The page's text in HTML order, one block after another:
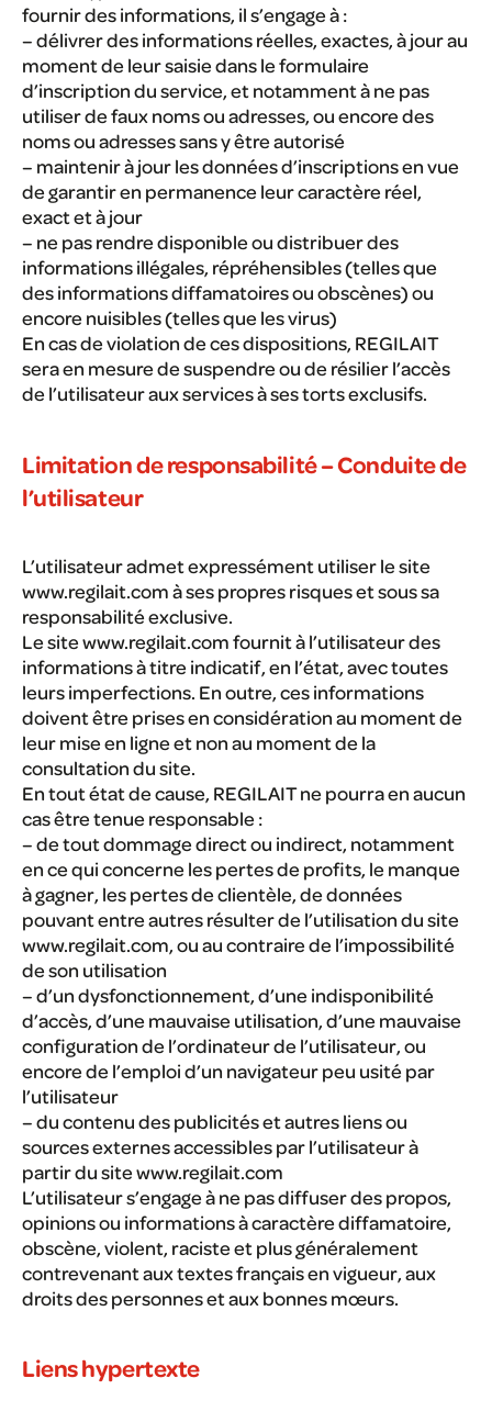
fournir des informations, il s’engage à :
– délivrer des informations réelles, exactes, à jour au
moment de leur saisie dans le formulaire
d’inscription du service, et notamment à ne pas
utiliser de faux noms ou adresses, ou encore des
noms ou adresses sans y être autorisé
– maintenir à jour les données d’inscriptions en vue
de garantir en permanence leur caractère réel,
exact et à jour
– ne pas rendre disponible ou distribuer des
informations illégales, répréhensibles (telles que
des informations diffamatoires ou obscènes) ou
encore nuisibles (telles que les virus)
En cas de violation de ces dispositions, REGILAIT
sera en mesure de suspendre ou de résilier l’accès
de l’utilisateur aux services à ses torts exclusifs.
Limitation de responsabilité – Conduite de
l’utilisateur
L’utilisateur admet expressément utiliser le site
www.regilait.com à ses propres risques et sous sa
responsabilité exclusive.
Le site www.regilait.com fournit à l’utilisateur des
informations à titre indicatif, en l’état, avec toutes
leurs imperfections. En outre, ces informations
doivent être prises en considération au moment de
leur mise en ligne et non au moment de la
consultation du site.
En tout état de cause, REGILAIT ne pourra en aucun
cas être tenue responsable :
– de tout dommage direct ou indirect, notamment
en ce qui concerne les pertes de profits, le manque
à gagner, les pertes de clientèle, de données
pouvant entre autres résulter de l’utilisation du site
www.regilait.com, ou au contraire de l’impossibilité
de son utilisation
– d’un dysfonctionnement, d’une indisponibilité
d’accès, d’une mauvaise utilisation, d’une mauvaise
configuration de l’ordinateur de l’utilisateur, ou
encore de l’emploi d’un navigateur peu usité par
l’utilisateur
– du contenu des publicités et autres liens ou
sources externes accessibles par l’utilisateur à
partir du site www.regilait.com
L’utilisateur s’engage à ne pas diffuser des propos,
opinions ou informations à caractère diffamatoire,
obscène, violent, raciste et plus généralement
contrevenant aux textes français en vigueur, aux
droits des personnes et aux bonnes mœurs.
Liens hypertexte